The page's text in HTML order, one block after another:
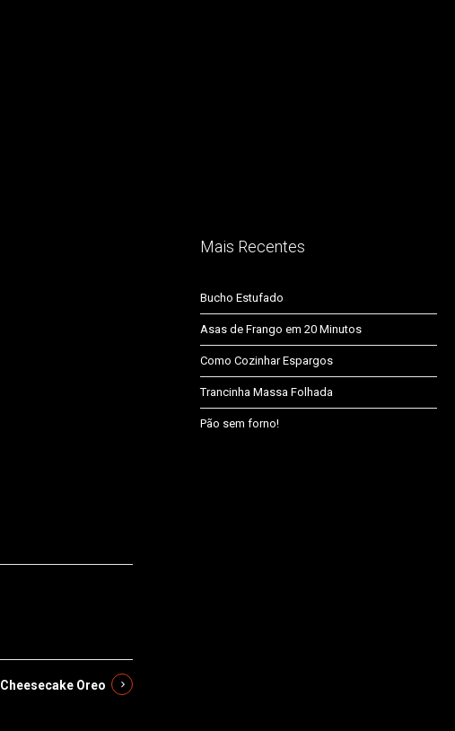
Cheesecake Oreo
Mais Recentes
Bucho Estufado
Asas de Frango em 20 Minutos
Como Cozinhar Espargos
Trancinha Massa Folhada
Pão sem forno!